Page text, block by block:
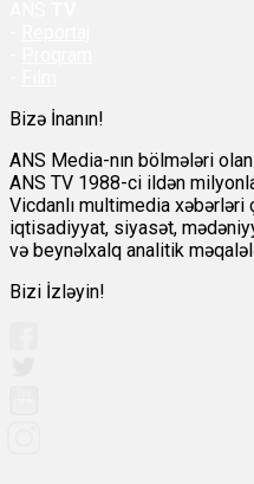
Bizə İnanın!
ANS Media-nın bölmələri
ANS TV 1988-ci ildən
Vicdanlı multimedia xəbərləri
iqtisadiyyat, siyasət,
və beynəlxalq analitik
Bizi İzləyin!